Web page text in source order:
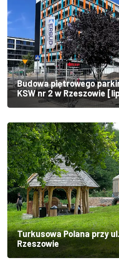
Budowa piętrowego
KSW nr 2 w Rzeszowie
Turkusowa Polana przy
Rzeszowie